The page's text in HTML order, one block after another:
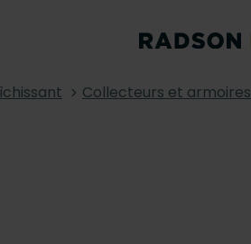
Collecteurs et armoires